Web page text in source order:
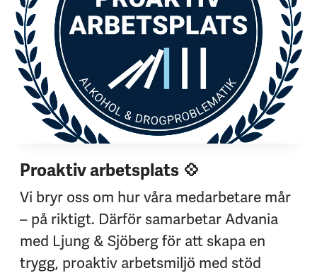
Proaktiv arbetsplats 💠
Vi bryr oss om hur våra medarbetare mår
– på riktigt. Därför samarbetar Advania
med Ljung & Sjöberg för att skapa en
trygg, proaktiv arbetsmiljö med stöd